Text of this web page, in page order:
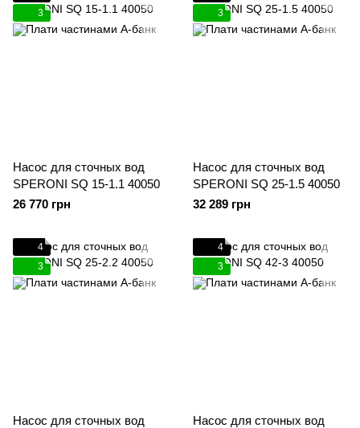
3
Насос для сточных вод
SPERONI SQ 15-1.1 40050
26 770 грн
3
Насос для сточных вод
SPERONI SQ 25-1.5 40050
32 289 грн
4
3
Насос для сточных вод
4
3
Насос для сточных вод